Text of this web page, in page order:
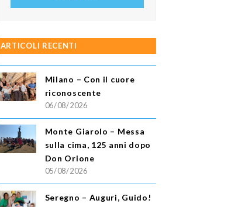
ARTICOLI RECENTI
Milano – Con il cuore
riconoscente
06/08/2026
Monte Giarolo – Messa
sulla cima, 125 anni dopo
Don Orione
05/08/2026
Seregno – Auguri, Guido!